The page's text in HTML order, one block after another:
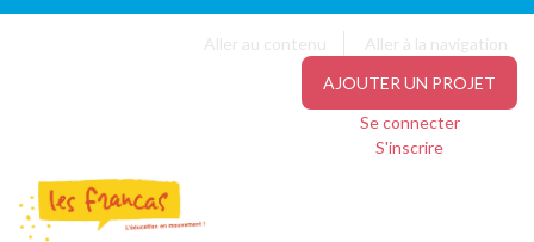
Aller au contenu
Aller à la navigation
AJOUTER UN PROJET
Se connecter
S'inscrire
Panneau de gestion des cookies